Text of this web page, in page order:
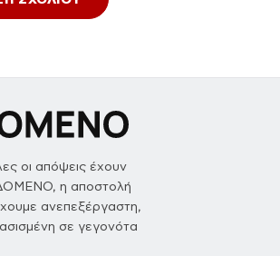
οι απόψεις έχουν
η αποστολή
ανεπεξέργαστη,
σε γεγονότα